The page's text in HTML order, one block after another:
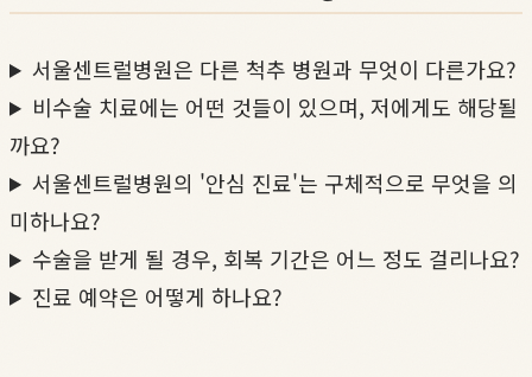
서울센트럴병원은 다른 척추 병원과 무엇이 다른가요?
비수술 치료에는 어떤 것들이 있으며, 저에게도 해당될
까요?
서울센트럴병원의 '안심 진료'는 구체적으로 무엇을 의
미하나요?
수술을 받게 될 경우, 회복 기간은 어느 정도 걸리나요?
진료 예약은 어떻게 하나요?